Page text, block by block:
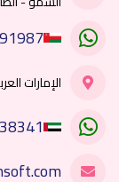
الإمارات